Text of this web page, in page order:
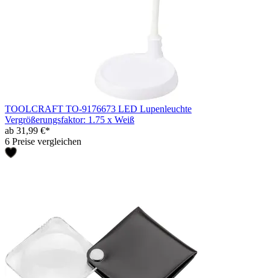
TOOLCRAFT TO-9176673 LED Lupenleuchte
Vergrößerungsfaktor: 1.75 x Weiß
ab 31,99 €*
6 Preise vergleichen